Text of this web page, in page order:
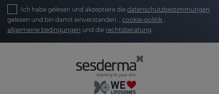
Ich habe gelesen und akzeptiere die datenschutzbestimmungen
gelesen und bin damit einverstanden. , cookie-politik
allgemeine bedingungen und die rechtsberatung